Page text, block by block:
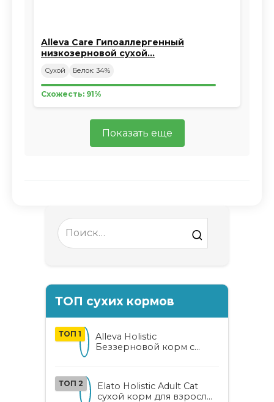
Alleva Care Гипоаллергенный
низкозерновой сухой…
Сухой Белок: 34%
Схожесть: 91%
Показать еще
Search
for:
ТОП сухих кормов
ТОП 1
Alleva Holistic
Беззерновой корм с
ТОП 2
Elato Holistic Adult Cat
сухой корм для взрослых